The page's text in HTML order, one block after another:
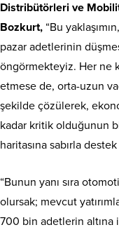
Distribütörleri ve
Bozkurt, “Bu
pazar adetlerinin
öngörmekteyiz. Her ne
etmese de, orta-uzun
şekilde çözülerek,
kadar kritik olduğunun
haritasına sabırla
“Bunun yanı sıra
olursak; mevcut
700 bin adetlerin altına